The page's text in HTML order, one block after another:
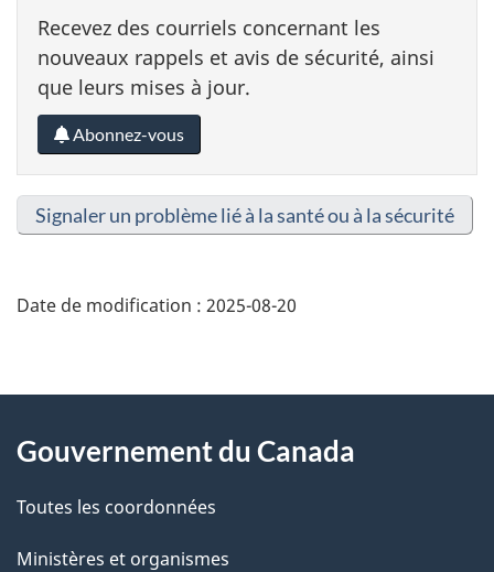
Recevez des courriels concernant les
nouveaux rappels et avis de sécurité, ainsi
que leurs mises à jour.
Abonnez-vous
Signaler un problème lié à la santé ou à la sécurité
Date de modification : 2025-08-20
About
this
site
Gouvernement du Canada
Toutes les coordonnées
Ministères et organismes